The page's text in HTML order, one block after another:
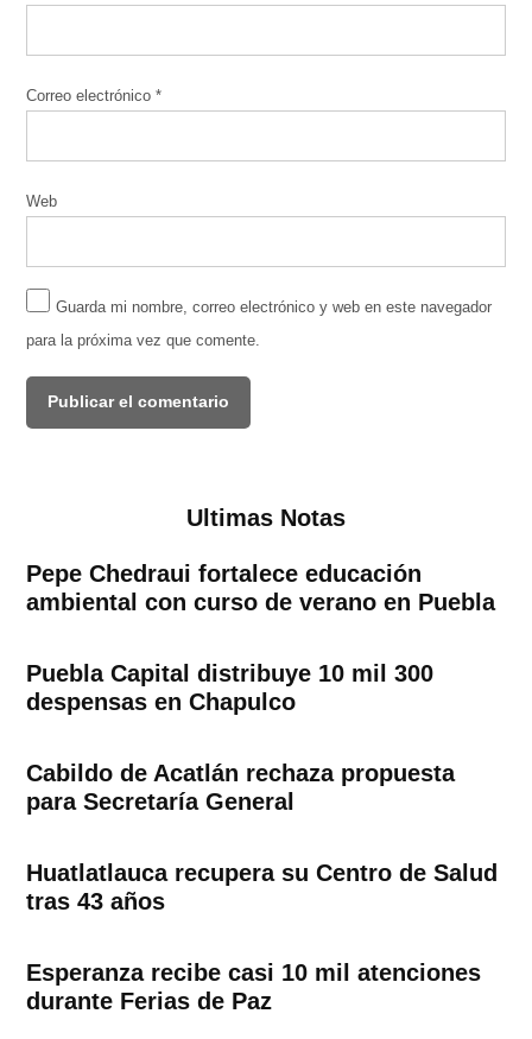
Correo electrónico*
Web
Guarda mi nombre, correo electrónico y web en este navegador
para la próxima vez que comente.
Ultimas Notas
Pepe Chedraui fortalece educación
ambiental con curso de verano en Puebla
Puebla Capital distribuye 10 mil 300
despensas en Chapulco
Cabildo de Acatlán rechaza propuesta
para Secretaría General
Huatlatlauca recupera su Centro de Salud
tras 43 años
Esperanza recibe casi 10 mil atenciones
durante Ferias de Paz